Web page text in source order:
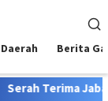
Daerah Berita
Rote